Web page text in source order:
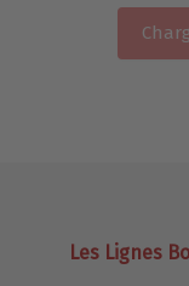
Les Lignes